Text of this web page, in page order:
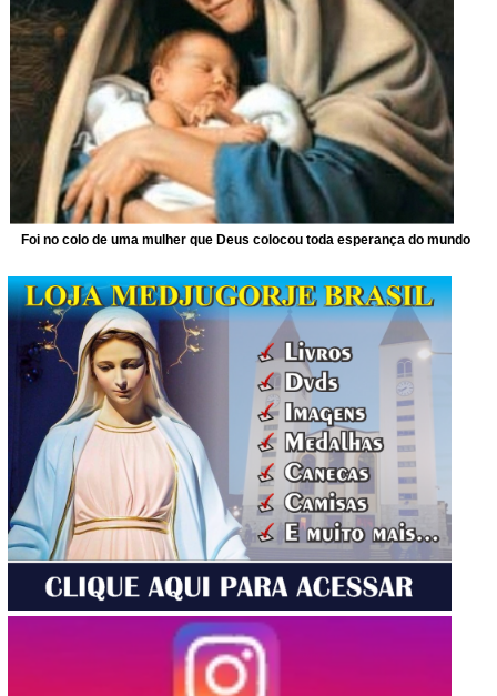
Foi no colo de uma mulher que Deus colocou toda esperança do mundo